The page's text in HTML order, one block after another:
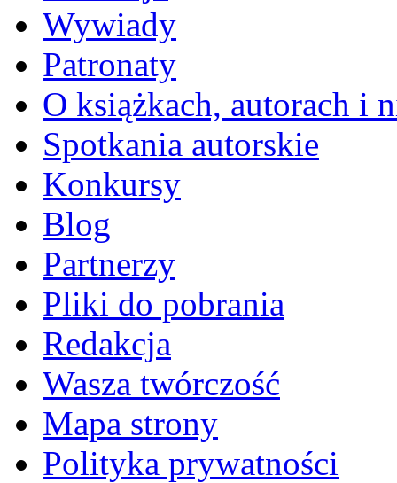
Wywiady
Patronaty
O książkach, autorach i
Spotkania autorskie
Konkursy
Blog
Partnerzy
Pliki do pobrania
Redakcja
Wasza twórczość
Mapa strony
Polityka prywatności